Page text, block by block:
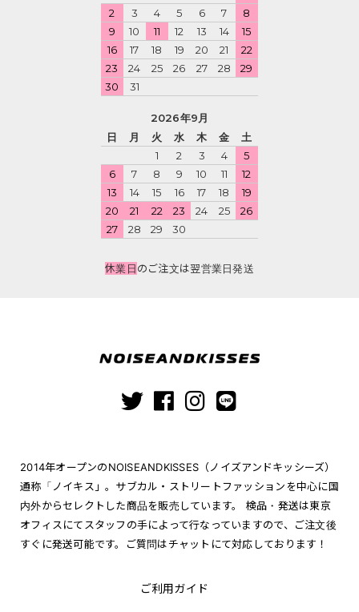
2
3 4 5 6 7
8
9
10 11 12 13 14
15
16
17 18 19 20 21
22
23
24 25 26 27 28
29
30
31
2026年9月
日
月 火 水 木 金
土
1
2 3 4
5
6
7 8 9 10 11
12
13
14 15 16 17 18
19
20
21 22 23 24 25
26
27
28 29 30
休業日のご注文は翌営業日発送
2014年オープンのNOISEANDKISSES（ノイズアンドキッシーズ）
通称「ノイキス」。サブカル・ストリートファッションを中心に国
内外からセレクトした商品を販売しています。 検品・発送は東京
オフィスにてスタッフの手によって行なっていますので、ご注文後
すぐに発送可能です。ご質問はチャットにて対応しております！
ご利用ガイド